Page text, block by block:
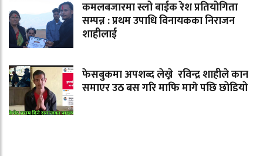
कमलबजारमा स्लो बाईक रेश प्रतियोगिता
सम्पन्न : प्रथम उपाधि विनायकका निराजन
शाहीलाई
फेसबुकमा अपशब्द लेख्ने रविन्द्र शाहीले कान
समाएर उठ बस गरि माफि मागे पछि छोडियो